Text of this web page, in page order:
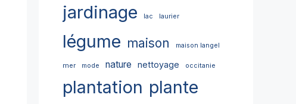
jardinage lac laurier
légume maison maison langel
mer mode nature nettoyage occitanie
plantation plante